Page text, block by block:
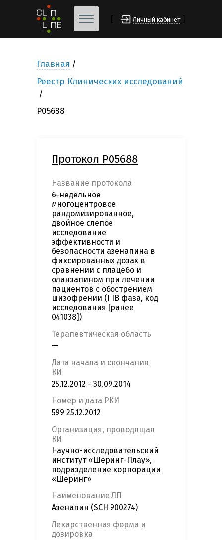
Личный кабинет
Главная
Реестр Клинических исследований
P05688
Протокол P05688
Название протокола
6-недельное
многоцентровое
рандомизированное,
двойное слепое
исследование
эффективности и
безопасности азенапина в
фиксированных дозах в
сравнении с плацебо и
оланзапином при лечении
пациентов с обострением
шизофрении (IIIB фаза, код
исследования [ранее
041038])
Терапевтическая область
—
Дата начала и окончания
КИ
25.12.2012 - 30.09.2014
Номер и дата РКИ
599 25.12.2012
Организация, проводящая
КИ
Научно-исследовательский
институт «Шеринг-Плау»,
подразделение корпорации
«Шеринг»
Наименование ЛП
Азенапин (SCH 900274)
Лекарственная форма и
дозировка